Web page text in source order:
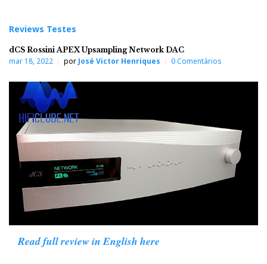
Reviews Testes
dCS Rossini APEX Upsampling Network DAC
mar 18, 2022 por José Victor Henriques 0 Comentários
Read full review in English here